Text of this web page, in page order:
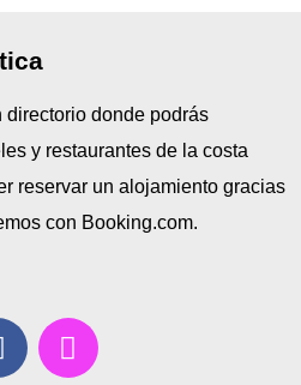
directorio donde podrás
y restaurantes de la costa
reservar un alojamiento gracias
con Booking.com.